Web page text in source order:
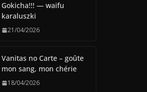
Gokicha!!! — waifu
karaluszki
21/04/2026
Vanitas no Carte – goûte
mon sang, mon chérie
18/04/2026